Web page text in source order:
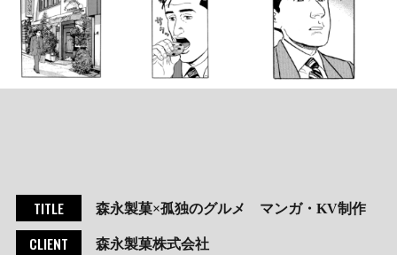
TITLE 森永製菓×孤独のグルメ マンガ・KV制作
CLIENT 森永製菓株式会社